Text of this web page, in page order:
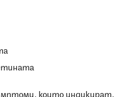
които индикират,